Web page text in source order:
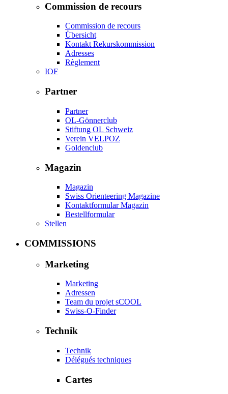
Commission de recours
Commission de recours
Übersicht
Kontakt Rekurskommission
Adresses
Règlement
IOF
Partner
Partner
OL-Gönnerclub
Stiftung OL Schweiz
Verein VELPOZ
Goldenclub
Magazin
Magazin
Swiss Orienteering Magazine
Kontaktformular Magazin
Bestellformular
Stellen
COMMISSIONS
Marketing
Marketing
Adressen
Team du projet sCOOL
Swiss-O-Finder
Technik
Technik
Délégués techniques
Cartes